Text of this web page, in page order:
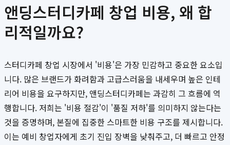
앤딩스터디카페 창업 비용, 왜 합
리적일까요?
스터디카페 창업 시장에서 '비용'은 가장 민감하고 중요한 요소입
니다. 많은 브랜드가 화려함과 고급스러움을 내세우며 높은 인테
리어 비용을 요구하지만, 앤딩스터디카페는 과감히 그 흐름에 역
행합니다. 저희는 '비용 절감'이 '품질 저하'를 의미하지 않는다는
것을 증명하며, 본질에 집중한 스마트한 비용 구조를 제시합니다.
이는 예비 창업자에게 초기 진입 장벽을 낮춰주고, 더 빠르고 안정